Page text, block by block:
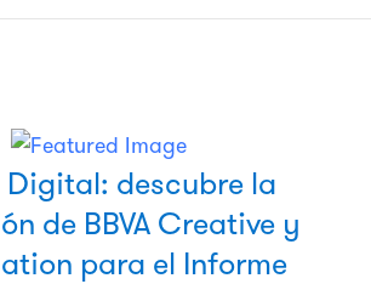
Digital: descubre la
de BBVA Creative y
para el Informe